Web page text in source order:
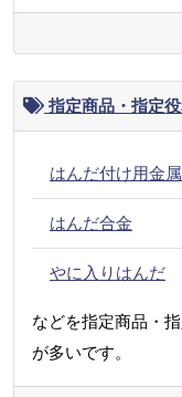
指定商品・指定
はんだ付け用金
はんだ合金
やに入りはんだ
などを指定商品・
が多いです。